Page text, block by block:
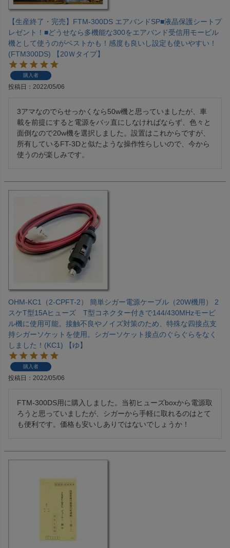
【生産終了・完売】FTM-300DS エアバンドSP■液晶保護シートプ
レゼント！■どうせなら多機能な300をエアバンド受信用モービル
機として使うのがベストかも！感度も良いし設定も使いやすい！
(FTM300DS) 【20Ｗタイプ】
購入者
投稿日 2022/05/06
3アマなのでらせっかくなら50w機と思っていましたが、車
載を前提にすると電源をバッ直にしなければならず、色々と
面倒なので20w機を選択しました。設置はこれからですが、
所有しているFT-3Dと似たような操作性らしいので、今から
使うのが楽しみです。
OHM-KC1（2-CPFT-2） 簡単シガー電源ケーブル（20W機用） 2
スケT型15Aヒューズ T型コネクター付きで144/430MHzモービ
ル機に使用可能。接触不良やノイズ対策のため、特殊な四接点支
持シガーソケットを使用。シガーソケット接点のぐらぐらをなく
しました！(KC1) 【ゆ】
購入者
投稿日 2022/05/06
FTM-300DS用に購入しました。当初ヒューズboxから電源取
ろうと思っていましたが、シガーから手軽に取れるのはとて
も便利です。価格も安いしありではないでしょうか！